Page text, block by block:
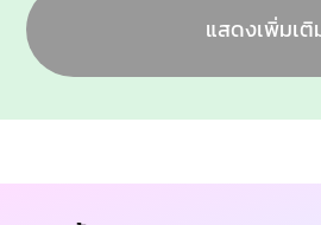
แสดงเพิ่มเติ